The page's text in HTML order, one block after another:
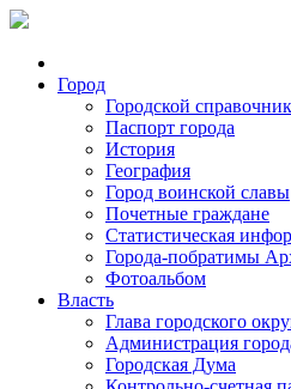
Город
Городской справочник
Паспорт города
История
География
Город воинской славы
Почетные граждане
Статистическая
Города-побратимы
Фотоальбом
Власть
Глава городского
Администрация
Городская Дума